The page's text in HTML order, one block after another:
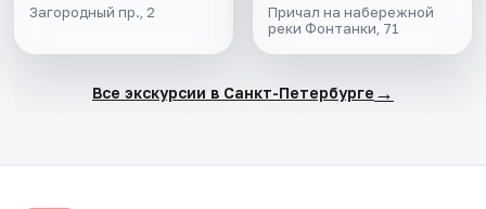
Загородный пр., 2
Причал на набережной
реки Фонтанки, 71
Все экскурсии в Санкт-Петербурге →